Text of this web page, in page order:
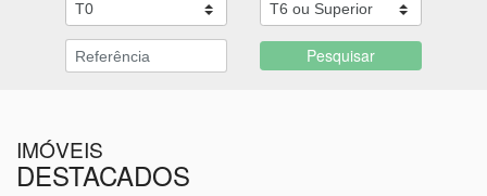
Pesquisar
IMÓVEIS
DESTACADOS